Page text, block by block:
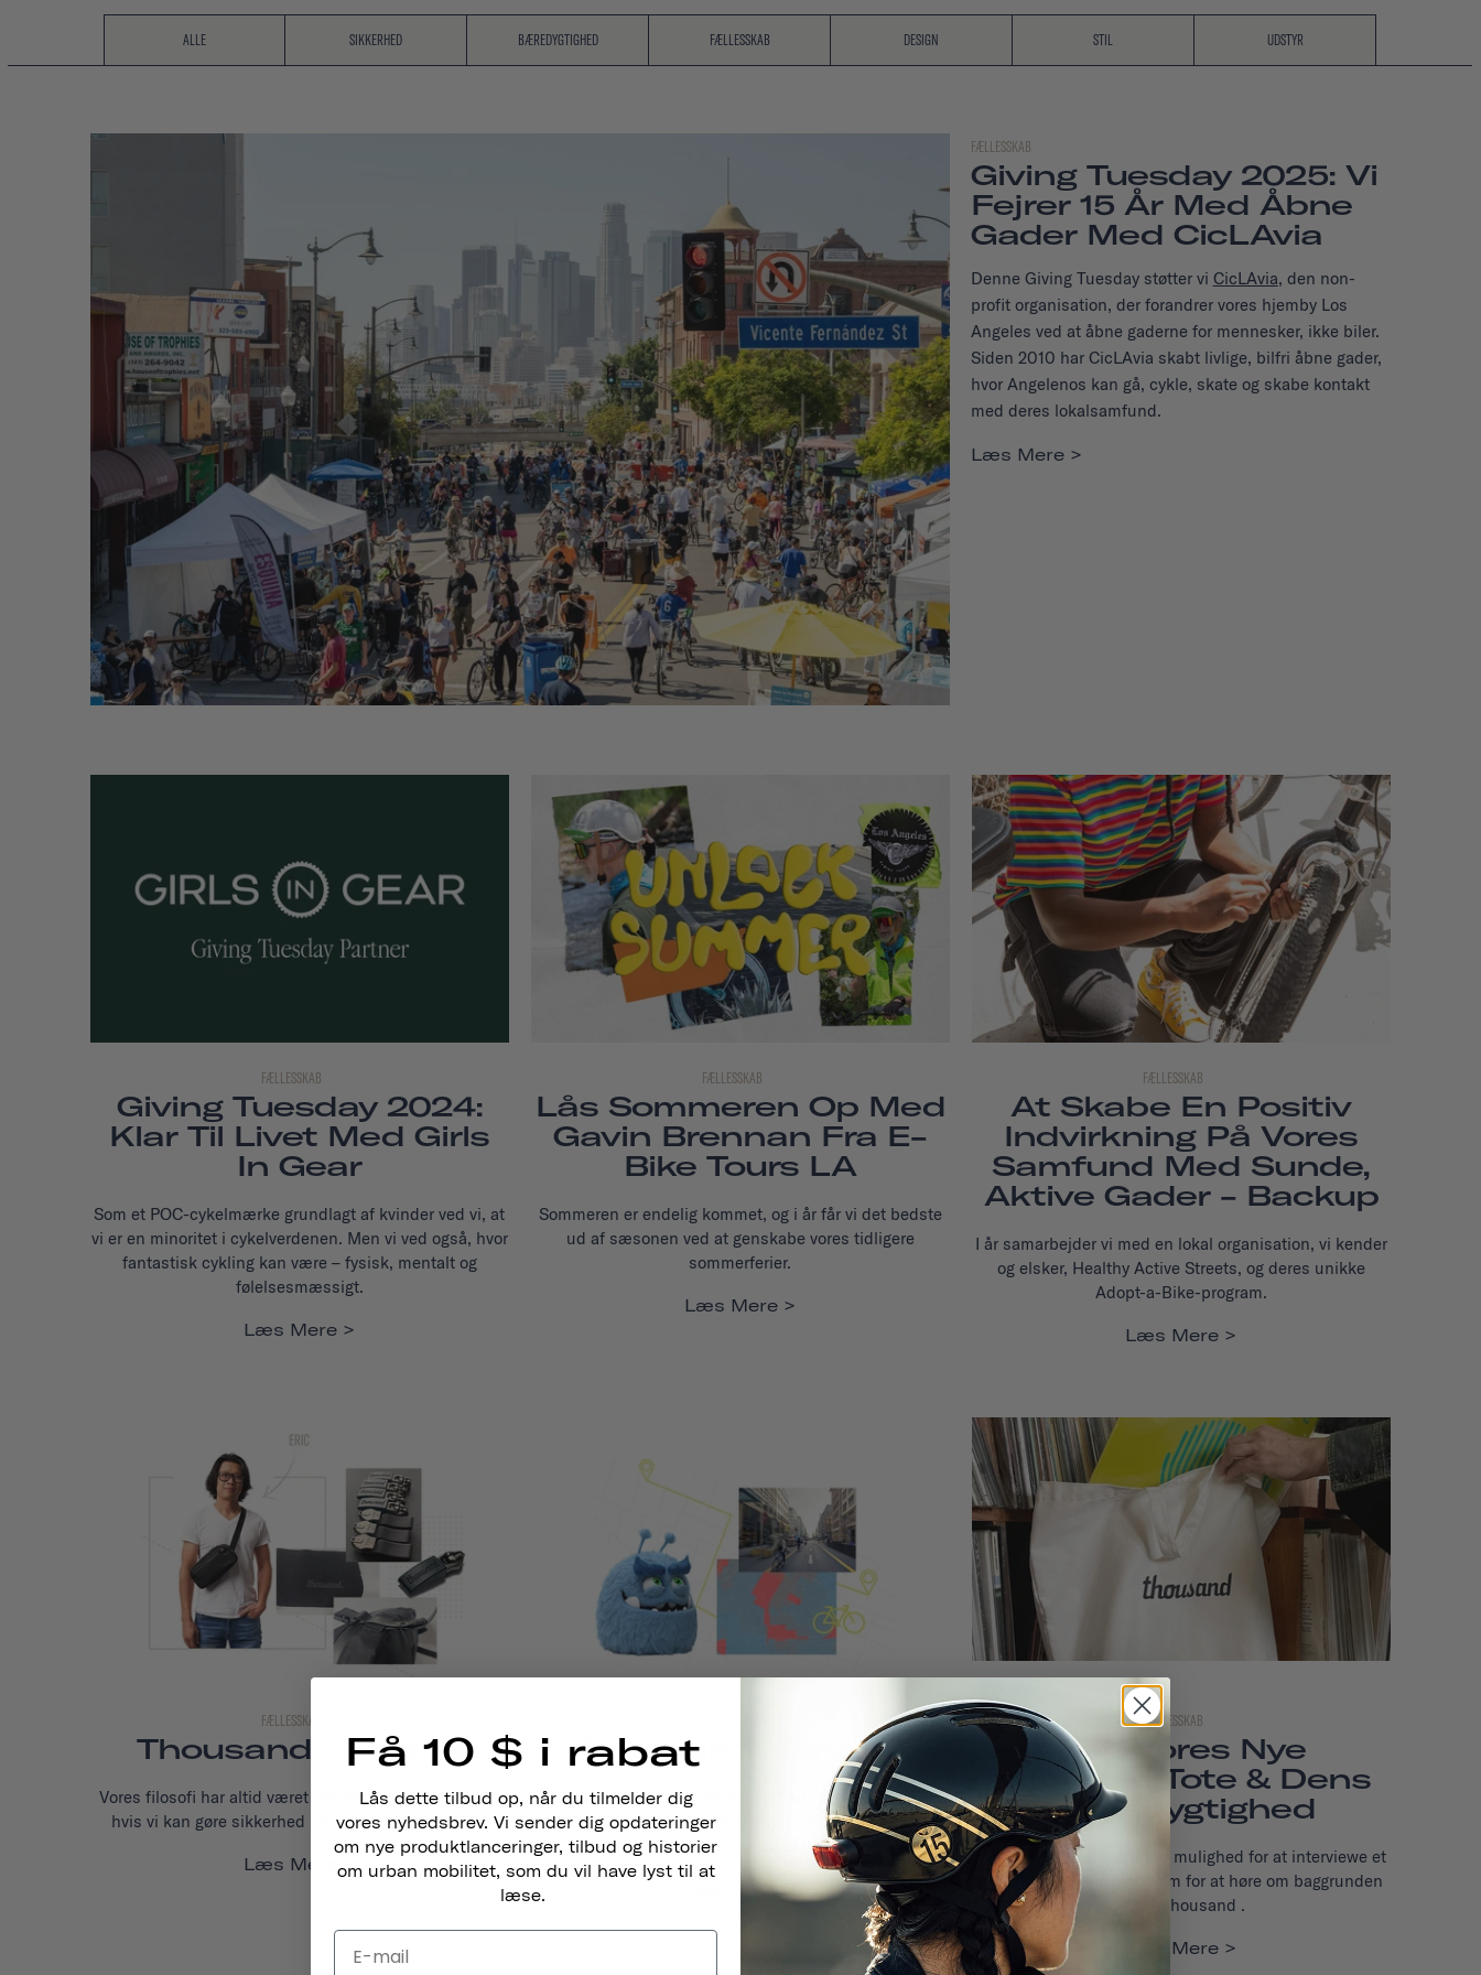
ALLE SIKKERHED BÆREDYGTIGHED FÆLLESSKAB DESIGN STIL UDSTYR
FÆLLESSKAB
Giving Tuesday 2025: Vi
Fejrer 15 År Med Åbne
Gader Med CicLAvia
Denne Giving Tuesday støtter vi CicLAvia, den non-
profit organisation, der forandrer vores hjemby Los
Angeles ved at åbne gaderne for mennesker, ikke biler.
Siden 2010 har CicLAvia skabt livlige, bilfri åbne gader,
hvor Angelenos kan gå, cykle, skate og skabe kontakt
med deres lokalsamfund.
Læs Mere
FÆLLESSKAB
Giving Tuesday 2024:
Klar Til Livet Med Girls
In Gear
Som et POC-cykelmærke grundlagt af kvinder ved vi, at
vi er en minoritet i cykelverdenen. Men vi ved også, hvor
fantastisk cykling kan være – fysisk, mentalt og
følelsesmæssigt.
Læs Mere
FÆLLESSKAB
Lås Sommeren Op Med
Gavin Brennan Fra E-
Bike Tours LA
Sommeren er endelig kommet, og i år får vi det bedste
ud af sæsonen ved at genskabe vores tidligere
sommerferier.
Læs Mere
FÆLLESSKAB
At Skabe En Positiv
Indvirkning På Vores
Samfund Med Sunde,
Aktive Gader - Backup
I år samarbejder vi med en lokal organisation, vi kender
og elsker, Healthy Active Streets, og deres unikke
Adopt-a-Bike-program.
Læs Mere
FÆLLESSKAB
Thousand , Bind 18
Vores filosofi har altid været baseret på tanken om, at
hvis vi kan gøre sikkerhed praktisk og problemfri...
Læs Mere
Thousand , Bind 17
Denne måned er vi glade for at kunne præsentere
PeopleForBikes, en national organisation, der arbejder
for at fremme brugen af cykler...
Læs Mere
FÆLLESSKAB
Bag Vores Nye
Upcycled Tote & Dens
Bæredygtighed
Det er ikke hver dag, vi får mulighed for at interviewe et
medlem af vores eget team for at høre om baggrunden
for et Thousand .
Læs Mere
Få 10 $ i rabat
Lås dette tilbud op, når du tilmelder dig
vores nyhedsbrev. Vi sender dig opdateringer
om nye produktlanceringer, tilbud og historier
om urban mobilitet, som du vil have lyst til at
læse.